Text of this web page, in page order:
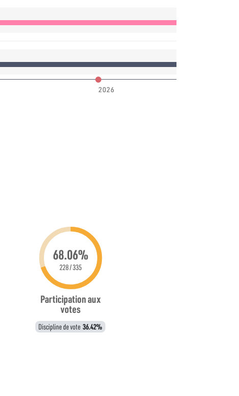
2026
68.06%
228 / 335
Participation aux
votes
Discipline de vote 36.42%